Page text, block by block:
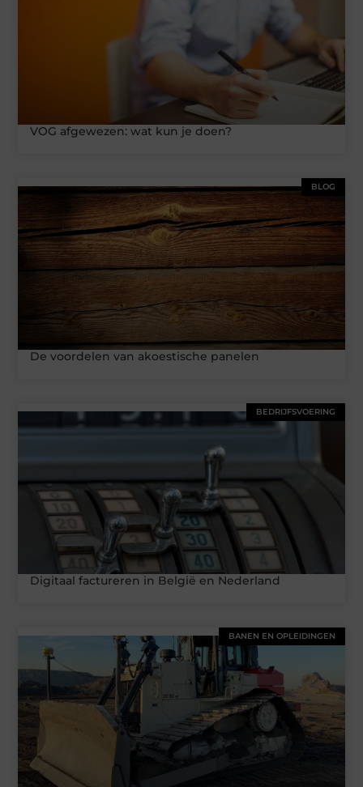
VOG afgewezen: wat kun je doen?
BLOG
De voordelen van akoestische panelen
BEDRIJFSVOERING
Digitaal factureren in België en Nederland
BANEN EN OPLEIDINGEN